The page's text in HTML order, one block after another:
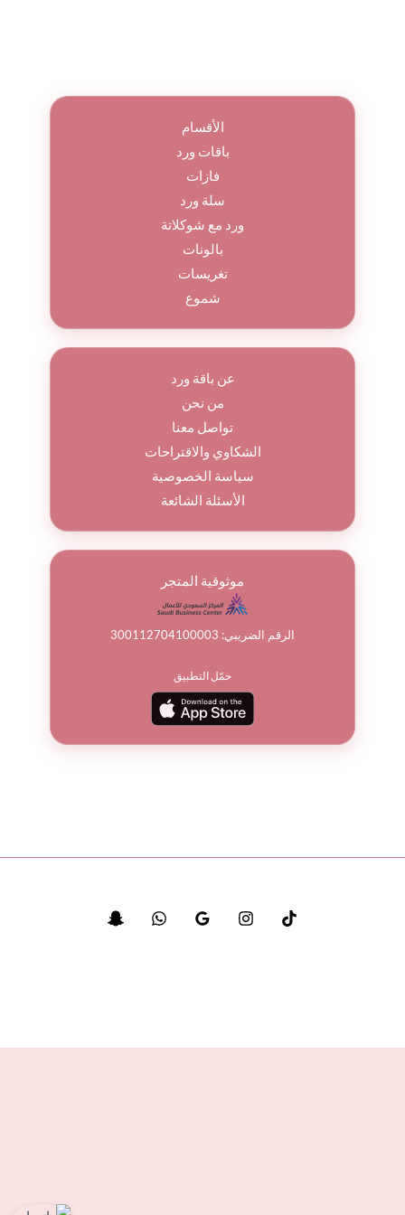
الأقسام
باقات ورد
فازات
سلة ورد
ورد مع شوكلاتة
بالونات
تغريسات
شموع
عن باقة ورد
من نحن
تواصل معنا
الشكاوي والاقتراحات
سياسة الخصوصية
الأسئلة الشائعة
موثوقية المتجر
الرقم الضريبي: 300112704100003
حمّل التطبيق